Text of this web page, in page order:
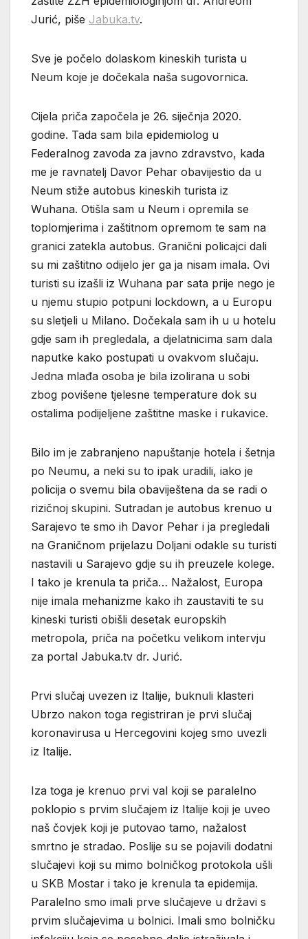
Jurić, piše Jabuka.tv.
Sve je počelo dolaskom kineskih turista u
Neum koje je dočekala naša sugovornica.
Cijela priča započela je 26. siječnja 2020.
godine. Tada sam bila epidemiolog u
Federalnog zavoda za javno zdravstvo, kada
me je ravnatelj Davor Pehar obavijestio da u
Neum stiže autobus kineskih turista iz
Wuhana. Otišla sam u Neum i opremila se
toplomjerima i zaštitnom opremom te sam na
granici zatekla autobus. Granični policajci dali
su mi zaštitno odijelo jer ga ja nisam imala. Ovi
turisti su izašli iz Wuhana par sata prije nego je
u njemu stupio potpuni lockdown, a u Europu
su sletjeli u Milano. Dočekala sam ih u u hotelu
gdje sam ih pregledala, a djelatnicima sam dala
naputke kako postupati u ovakvom slučaju.
Jedna mlađa osoba je bila izolirana u sobi
zbog povišene tjelesne temperature dok su
ostalima podijeljene zaštitne maske i rukavice.
Bilo im je zabranjeno napuštanje hotela i šetnja
po Neumu, a neki su to ipak uradili, iako je
policija o svemu bila obaviještena da se radi o
rizičnoj skupini. Sutradan je autobus krenuo u
Sarajevo te smo ih Davor Pehar i ja pregledali
na Graničnom prijelazu Doljani odakle su turisti
nastavili u Sarajevo gdje su ih preuzele kolege.
I tako je krenula ta priča… Nažalost, Europa
nije imala mehanizme kako ih zaustaviti te su
kineski turisti obišli desetak europskih
metropola, priča na početku velikom intervju
za portal Jabuka.tv dr. Jurić.
Prvi slučaj uvezen iz Italije, buknuli klasteri
Ubrzo nakon toga registriran je prvi slučaj
koronavirusa u Hercegovini kojeg smo uvezli
iz Italije.
Iza toga je krenuo prvi val koji se paralelno
poklopio s prvim slučajem iz Italije koji je uveo
naš čovjek koji je putovao tamo, nažalost
smrtno je stradao. Poslije su se pojavili dodatni
slučajevi koji su mimo bolničkog protokola ušli
u SKB Mostar i tako je krenula ta epidemija.
Paralelno smo imali prve slučajeve u državi s
prvim slučajevima u bolnici. Imali smo bolničku